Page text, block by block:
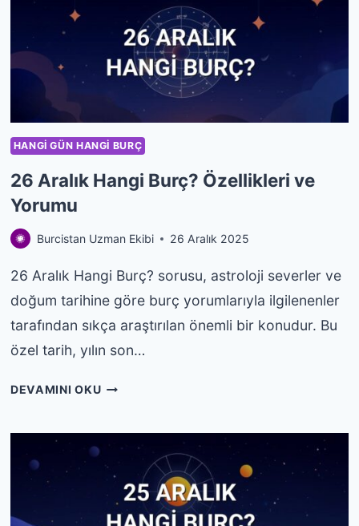
ÖZELLIKLERI
YORUMU
HANGI GÜN HANGI BURÇ
26 Aralık Hangi Burç? Özellikleri ve
Yorumu
Burcistan Uzman Ekibi 26 Aralık 2025
26 Aralık Hangi Burç? sorusu, astroloji severler ve
doğum tarihine göre burç yorumlarıyla ilgilenenler
tarafından sıkça araştırılan önemli bir konudur. Bu
özel tarih, yılın son…
DEVAMINI OKU26
BURÇ?
ÖZELLIKLERI
YORUMU